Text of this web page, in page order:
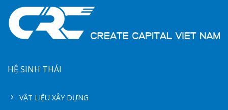
HỆ SINH THÁI
VẬT LIỆU XÂY DỰNG